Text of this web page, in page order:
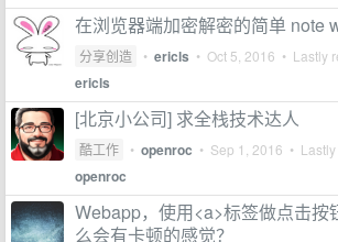
在浏览器端加密解密的简单 note
分享创造 • ericls • Oct 5, 2016 • Lastly
ericls
[北京小公司] 求全栈技术达人
酷工作 • openroc • Sep 1, 2016 •
openroc
Webapp，使用<a>标签做点击按
么会有卡顿的感觉？